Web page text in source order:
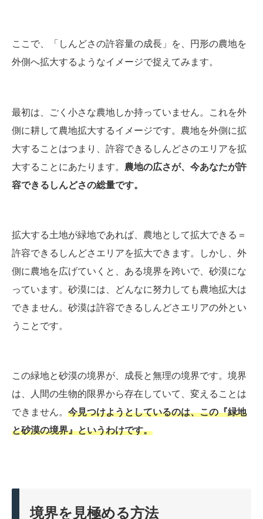
ここで、「しんどさの許容量の成長」を、円形の農地を
外側へ拡大するようなイメージで捉えてみます。
最初は、ごく小さな農地しか持っていません。これを外
側に耕して農地拡大するイメージです。農地を外側に拡
大することはつまり、許容できるしんどさのエリアを拡
大することにあたります。 農地の広さが、今あなたが許
容できるしんどさの総量です。
拡大する土地が緑地であれば、農地として拡大できる＝
許容できるしんどさエリアを拡大できます。しかし、外
側に農地を広げていくと、ある境界を跨いで、砂漠にな
っています。砂漠には、どんなに努力しても農地拡大は
できません。砂漠は許容できるしんどさエリアの外とい
うことです。
この緑地と砂漠の境界が、成長と無理の境界です。境界
は、人間の生物的限界から存在していて、変えることは
できません。 今見つけようとしているのは、この『緑地
と砂漠の境界』というわけです。
境界を見極める方法